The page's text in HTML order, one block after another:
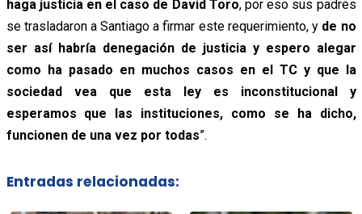
haga justicia en el caso de David Toro, por eso sus padres
se trasladaron a Santiago a firmar este requerimiento, y de no
ser así habría denegación de justicia y espero alegar
como ha pasado en muchos casos en el TC y que la
sociedad vea que esta ley es inconstitucional y
esperamos que las instituciones, como se ha dicho,
funcionen de una vez por todas”.
Entradas relacionadas: